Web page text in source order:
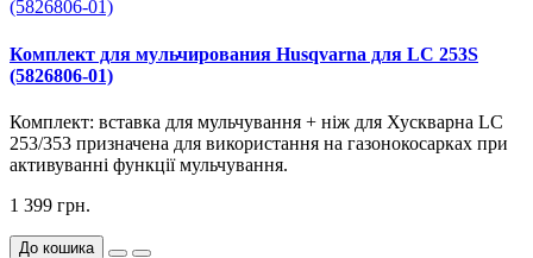
Комплект для мульчирования Husqvarna для LC 253S
(5826806-01)
Комплект: вставка для мульчування + ніж для Хускварна LC
253/353 призначена для використання на газонокосарках при
активуванні функції мульчування.
1 399 грн.
До кошика